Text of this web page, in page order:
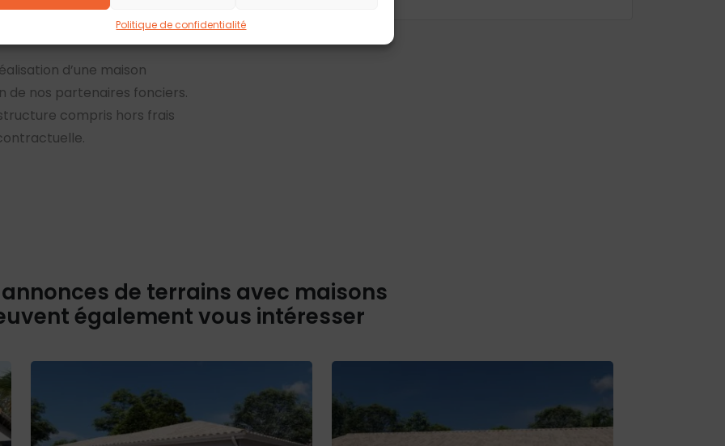
Politique de confidentialité
pour plus de
et gratuite.
d’une maison
de nos partenaires fonciers.
compris hors frais
de terrains avec maisons
également vous intéresser